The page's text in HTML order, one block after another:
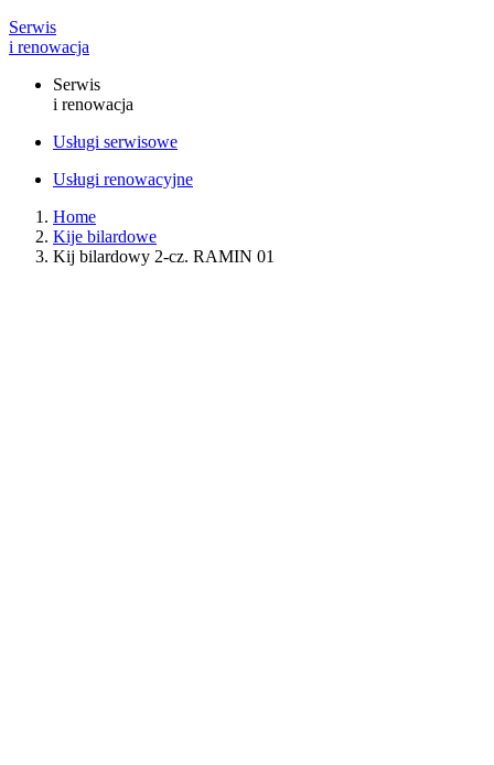
Serwis
i renowacja
Serwis
i renowacja
Usługi serwisowe
Usługi renowacyjne
Home
Kije bilardowe
Kij bilardowy 2-cz. RAMIN 01